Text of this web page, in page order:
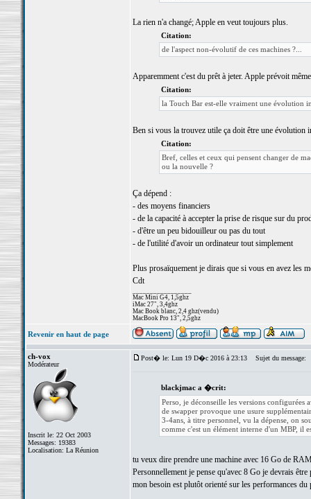
La rien n'a changé; Apple en veut toujours plus.
Citation:
de l'aspect non-évolutif de ces machines ?...
Apparemment c'est du prêt à jeter. Apple prévoit
Citation:
la Touch Bar est-elle vraiment une évolution
Ben si vous la trouvez utile ça doit être une évolution
Citation:
Bref, celles et ceux qui pensent changer de
ou la nouvelle ?
Ça dépend :
- des moyens financiers
- de la capacité à accepter la prise de risque sur du
- d'être un peu bidouilleur ou pas du tout
- de l'utilité d'avoir un ordinateur tout simplement
Plus prosaïquement je dirais que si vous en avez les
Cdt
Mac Mini G4, 1,5ghz
iMac 27", 3,4ghz
Mac Book blanc, 2,4 ghz(vendu)
MacBook Pro 13", 2,5ghz
Revenir en haut de page
ch-vox
Modérateur
Inscrit le: 22 Oct 2003
Messages: 19383
Localisation: La Réunion
Post� le: Lun 19 D�c 2016 à 23:13 Sujet du message:
blackjmac a �crit:
Perso, je déconseille les versions
de swapper provoque une usure
3-4ans, à titre personnel, vu la dépense, on
comme c'est un élément interne d'un MBP, il
tu veux dire prendre une machine avec 16 Go de
Personnellement je pense qu'avec 8 Go je devrais
mon besoin est plutôt orienté sur les performances